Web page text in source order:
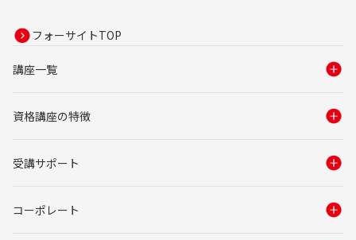
フォーサイトTOP
講座一覧
資格講座の特徴
受講サポート
コーポレート